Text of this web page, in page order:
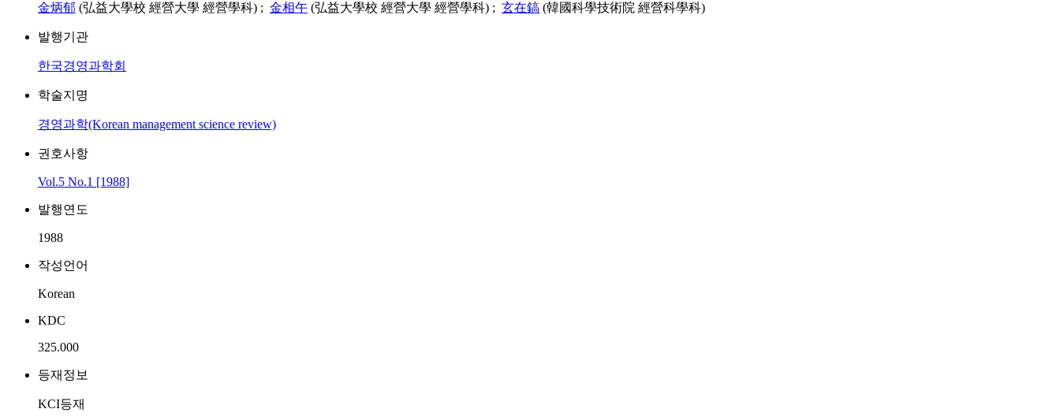
金炳郁 (弘益大學校 經營大學 經營學科) ; 金相午 (弘益大學校 經營大學 經營學科) ; 玄在鎬 (韓國科學技術院 經營科學科)
발행기관
한국경영과학회
학술지명
경영과학(Korean management science review)
권호사항
Vol.5 No.1 [1988]
발행연도
1988
작성언어
Korean
KDC
325.000
등재정보
KCI등재